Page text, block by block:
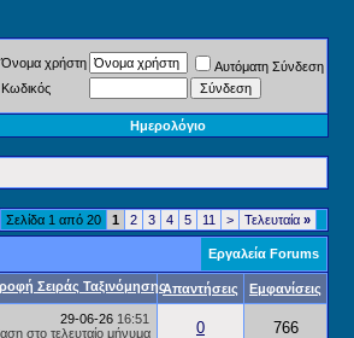
Όνομα χρήστη
Αυτόματη Σύνδεση
Κωδικός
Ημερολόγιο
Σελίδα 1 από 20 1 2 3 4 5 11 > Τελευταία »
Εργαλεία Forums
Απαντήσεις Εμφανίσεις
29-06-26 16:51
0 766